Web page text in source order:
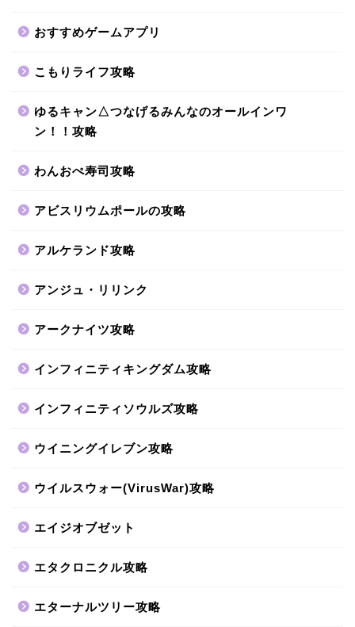
おすすめゲームアプリ
こもりライフ攻略
ゆるキャン△つなげるみんなのオールインワ
ン！！攻略
わんおぺ寿司攻略
アビスリウムポールの攻略
アルケランド攻略
アンジュ・リリンク
アークナイツ攻略
インフィニティキングダム攻略
インフィニティソウルズ攻略
ウイニングイレブン攻略
ウイルスウォー(VirusWar)攻略
エイジオブゼット
エタクロニクル攻略
エターナルツリー攻略